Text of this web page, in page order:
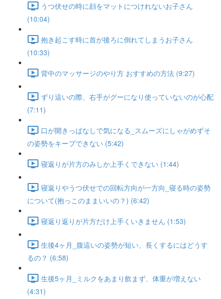
うつ伏せの時に顔をマットにつけれないお子さん
(10:04)
抱き起こす時に首が後ろに倒れてしまうお子さん
(10:33)
背中のマッサージのやり方 おすすめの方法 (9:27)
ずり這いの際、右手がグーになり使っていないのが心配
(7:11)
口が開きっぱなしで気になる_スムーズにしゃがめずそ
の姿勢をキープできない (5:42)
寝返りが片方のみしか上手くできない (1:44)
寝返りやうつ伏せでの回転方向が一方向_寝る時の姿勢
について(抱っこのままいいの？) (6:42)
寝返り返りが片方だけ上手くいきません (1:53)
生後4ヶ月_腹這いの姿勢が短い、長くするにはどうす
るの？ (6:58)
生後5ヶ月_ミルクをあまり飲まず、体重が増えない
(4:31)